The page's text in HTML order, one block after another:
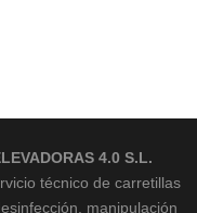
4.0 S.L.
técnico de carretillas
manipulación